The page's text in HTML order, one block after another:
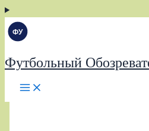
Футбольный